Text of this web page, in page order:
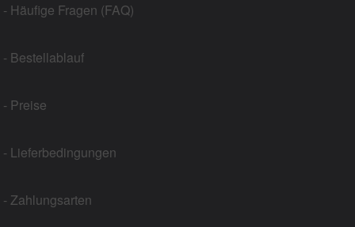
- Häufige Fragen (FAQ)
- Bestellablauf
- Preise
- Lieferbedingungen
- Zahlungsarten